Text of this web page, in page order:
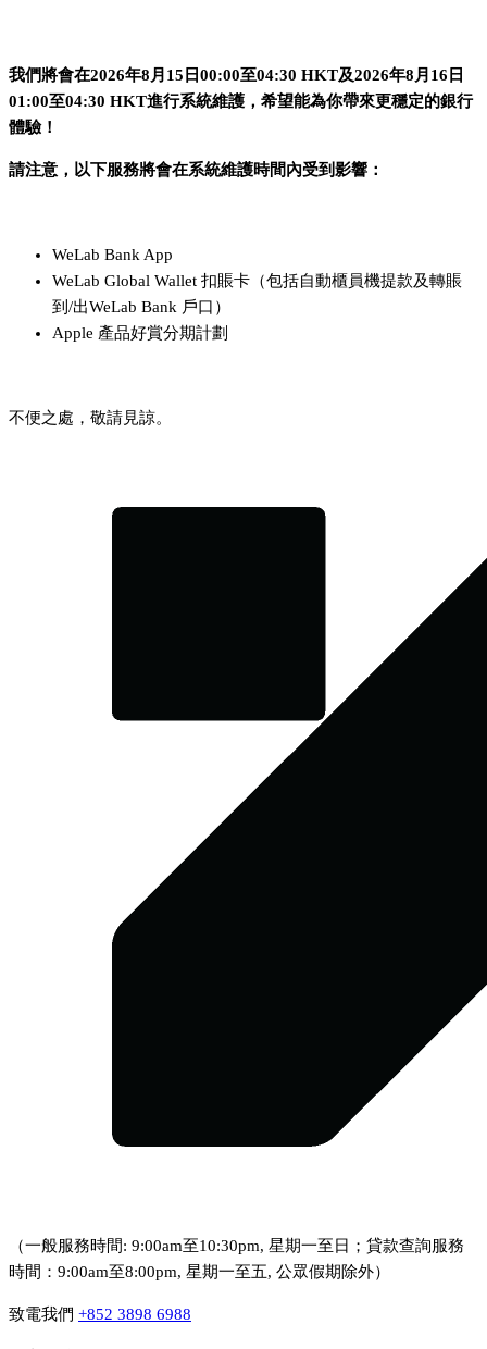
我們將會在2026年8月15日00:00至04:30 HKT及2026年8月16日
01:00至04:30 HKT進行系統維護，希望能為你帶來更穩定的銀行
體驗！
請注意，以下服務將會在系統維護時間內受到影響：
WeLab Bank App
WeLab Global Wallet 扣賬卡（包括自動櫃員機提款及轉賬
到/出WeLab Bank 戶口）
Apple 產品好賞分期計劃
不便之處，敬請見諒。
（一般服務時間: 9:00am至10:30pm, 星期一至日；貸款查詢服務
時間：9:00am至8:00pm, 星期一至五, 公眾假期除外）
致電我們 +852 3898 6988